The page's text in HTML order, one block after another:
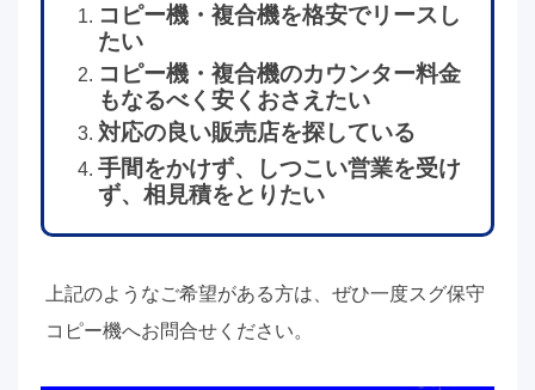
コピー機・複合機を格安でリースし
たい
コピー機・複合機のカウンター料金
もなるべく安くおさえたい
対応の良い販売店を探している
手間をかけず、しつこい営業を受け
ず、相見積をとりたい
上記のようなご希望がある方は、ぜひ一度スグ保守
コピー機へお問合せください。